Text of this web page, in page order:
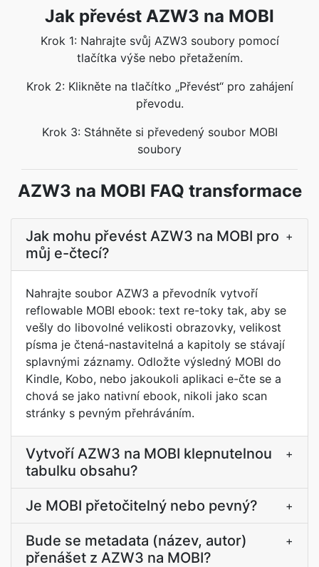
Jak převést AZW3 na MOBI
Krok 1: Nahrajte svůj AZW3 soubory pomocí
tlačítka výše nebo přetažením.
Krok 2: Klikněte na tlačítko „Převést“ pro zahájení
převodu.
Krok 3: Stáhněte si převedený soubor MOBI
soubory
AZW3 na MOBI FAQ transformace
Jak mohu převést AZW3 na MOBI pro
můj e-čtecí?
+
Nahrajte soubor AZW3 a převodník vytvoří
reflowable MOBI ebook: text re-toky tak, aby se
vešly do libovolné velikosti obrazovky, velikost
písma je čtená-nastavitelná a kapitoly se stávají
splavnými záznamy. Odložte výsledný MOBI do
Kindle, Kobo, nebo jakoukoli aplikaci e-čte se a
chová se jako nativní ebook, nikoli jako scan
stránky s pevným přehráváním.
Vytvoří AZW3 na MOBI klepnutelnou
tabulku obsahu?
+
Je MOBI přetočitelný nebo pevný? +
Bude se metadata (název, autor)
přenášet z AZW3 na MOBI?
+